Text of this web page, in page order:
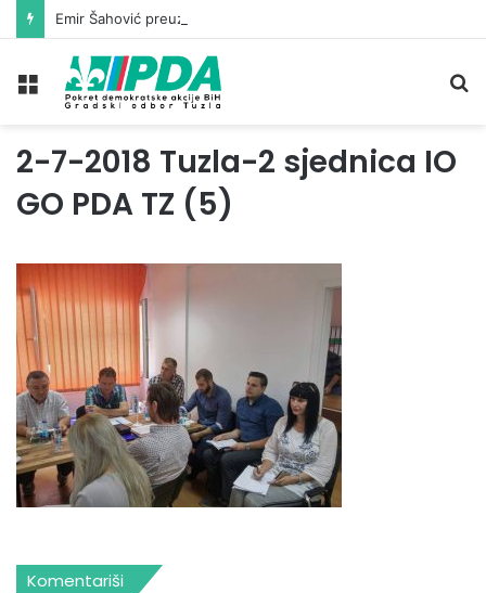
Meni
2-7-2018 Tuzla-2 sjednica IO
GO PDA TZ (5)
Komentariši